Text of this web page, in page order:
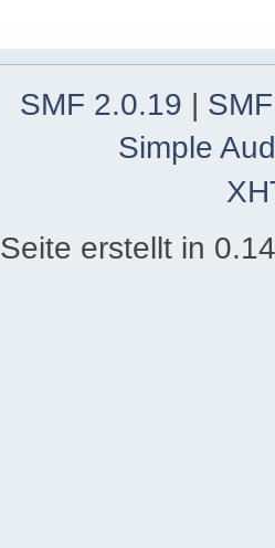
SMF 2.0.19
Simple
Seite erstellt in